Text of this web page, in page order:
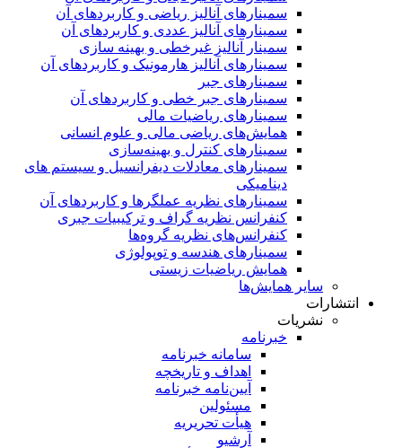
سمینارهای آنالیز ریاضی و کاربردهای آن
سمینارهای آنالیز عددی و کاربردهای آن
سمینار آنالیز غیرخطی و بهینه سازی
سمینارهای آنالیز هارمونیک و کاربردهای آن
سمینار‌های جبر
سمینارهای جبر خطی و کاربردهای آن
سمینار‌های ریاضیات مالی
همایش‌های ریاضی مالی و علوم انسانی
سمینارهای کنترل و بهینه‌سازی
سمینارهای معادلات دیفرانسیل و سیستم های
دینامیکی
سمینار‌های نظریه عملگرها و کاربردهای آن
کنفرانس نظریه گراف و ترکیبیات جبری
کنفرانس‌های نظریه گروه‌ها
سمینار‌های هندسه و توپولوژی
همایش ریاضیات زیستی
سایر همایش‌ها
انتشارات
نشریات
خبرنامه
سامانه خبرنامه
اهداف و تاریخچه
آیین‌نامه خبرنامه
مسئولین
هیأت تحریریه
آرشیو